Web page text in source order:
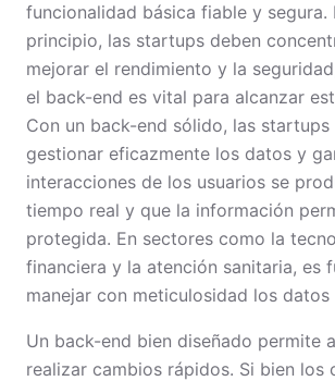
funcionalidad básica fiable y segura.
principio, las startups deben
mejorar el rendimiento y la
el back-end es vital para alcanzar
Con un back-end sólido, las startups
gestionar eficazmente los datos y
interacciones de los usuarios se
tiempo real y que la información
protegida. En sectores como la
financiera y la atención sanitaria, es
manejar con meticulosidad los datos
Un back-end bien diseñado permite
realizar cambios rápidos. Si bien los